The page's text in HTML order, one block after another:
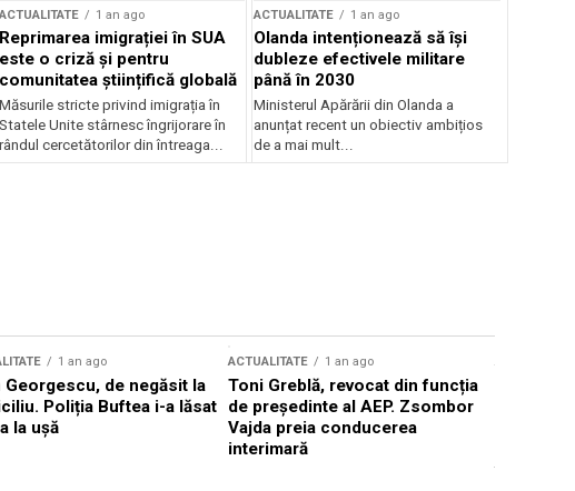
1 an ago
Reprimarea imigrației în SUA
este o criză și pentru
comunitatea științifică globală
Măsurile stricte privind imigrația în
Statele Unite stârnesc îngrijorare în
rândul cercetătorilor din întreaga...
ACTUALITATE 1 an ago
Olanda intenționează să își
dubleze efectivele militare
până în 2030
Ministerul Apărării din Olanda a
anunțat recent un obiectiv ambițios
de a mai mult...
1 an ago
Georgescu, de negăsit la
Poliția Buftea i-a lăsat
la ușă
ACTUALITATE 1 an ago
Toni Greblă, revocat din funcția
de președinte al AEP. Zsombor
Vajda preia conducerea
interimară